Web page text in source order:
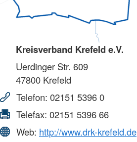
Kreisverband Krefeld e.V.
Uerdinger Str. 609
47800 Krefeld
Telefon: 02151 5396 0
Telefax: 02151 5396 66
Web: http://www.drk-krefeld.de